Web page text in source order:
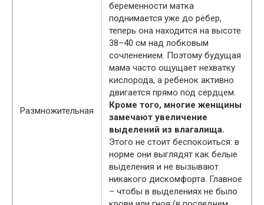
Размножительная
беременности матка
поднимается уже до рёбер,
теперь она находится на высоте
38–40 см над лобковым
сочленением. Поэтому будущая
мама часто ощущает нехватку
кислорода, а ребенок активно
двигается прямо под сердцем.
Кроме того, многие женщины
замечают увеличение
выделений из влагалища.
Этого не стоит беспокоиться: в
норме они выглядят как белые
выделения и не вызывают
никакого дискомфорта. Главное
– чтобы в выделениях не было